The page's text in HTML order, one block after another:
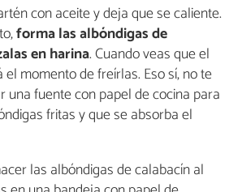
con aceite y deja que se caliente.
forma las albóndigas de
en harina. Cuando veas que el
momento de freírlas. Eso sí, no te
una fuente con papel de cocina para
fritas y que se absorba el
las albóndigas de calabacín al